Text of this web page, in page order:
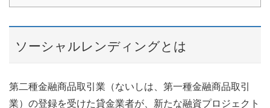
ソーシャルレンディングとは
第二種金融商品取引業（ないしは、第一種金融商品取引
業）の登録を受けた貸金業者が、新たな融資プロジェクト